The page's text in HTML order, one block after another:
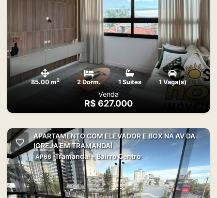
85.00 m2 2 Dorm. 1 Suites 1 Vaga(s)
Venda
R$ 627.000
APARTAMENTO COM ELEVADOR E BOX NA AV DA
IGREJA EM TRAMANDAÍ
AP66 Tramandaí - Bairro Centro